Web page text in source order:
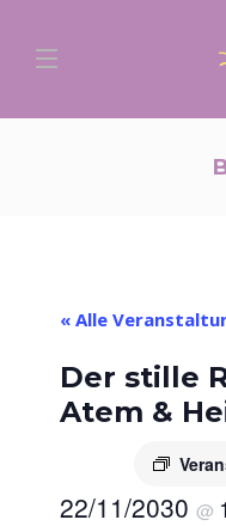
« Alle
Der stille
Atem &
22/11/2030 @